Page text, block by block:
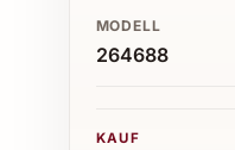
MODELL
264688
KAUF